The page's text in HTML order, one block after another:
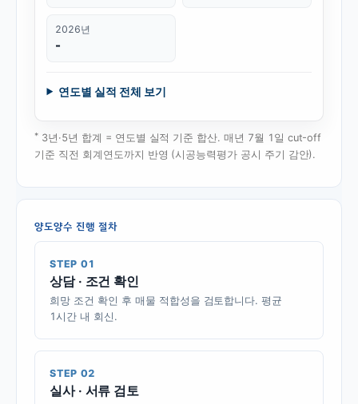
2026년
-
연도별 실적 전체 보기
* 3년·5년 합계 = 연도별 실적 기준 합산. 매년 7월 1일 cut-off
기준 직전 회계연도까지 반영 (시공능력평가 공시 주기 감안).
양도양수 진행 절차
STEP 01
상담 · 조건 확인
희망 조건 확인 후 매물 적합성을 검토합니다. 평균
1시간 내 회신.
STEP 02
실사 · 서류 검토